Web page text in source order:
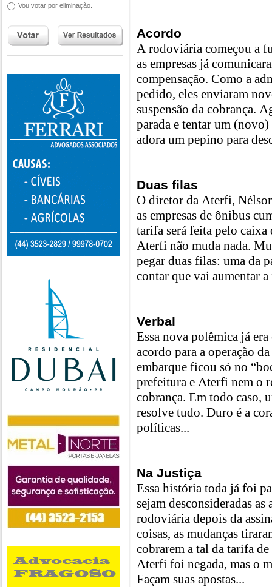
Vou votar por eliminação.
Acordo
A rodoviária começou a
as empresas já
compensação. Como a
pedido, eles enviaram
suspensão da cobrança.
parada e tentar um
adora um pepino para
Duas filas
O diretor da Aterfi,
as empresas de ônibus
tarifa será feita pelo
Aterfi não muda nada.
pegar duas filas: uma da
contar que vai aumentar
Verbal
Essa nova polêmica já
acordo para a operação
embarque ficou só no
prefeitura e Aterfi nem o
cobrança. Em todo caso,
resolve tudo. Duro é a
políticas...
Na Justiça
Essa história toda já foi
sejam desconsideradas
rodoviária depois da
coisas, as mudanças
cobrarem a tal da tarifa
Aterfi foi negada, mas o
Façam suas apostas...